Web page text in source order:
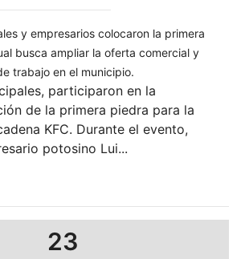
y empresarios colocaron la primera
busca ampliar la oferta comercial y
trabajo en el municipio.
participaron en la
de la primera piedra para la
KFC. Durante el evento,
potosino Lui...
23